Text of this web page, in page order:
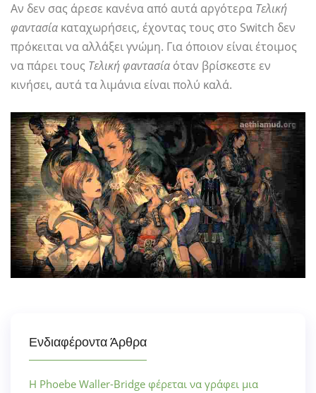
Αν δεν σας άρεσε κανένα από αυτά αργότερα Τελική
φαντασία καταχωρήσεις, έχοντας τους στο Switch δεν
πρόκειται να αλλάξει γνώμη. Για όποιον είναι έτοιμος
να πάρει τους Τελική φαντασία όταν βρίσκεστε εν
κινήσει, αυτά τα λιμάνια είναι πολύ καλά.
Ενδιαφέροντα Άρθρα
Η Phoebe Waller-Bridge φέρεται να γράφει μια